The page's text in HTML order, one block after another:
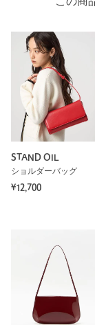
STAND OIL
ショルダーバッグ
¥12,700